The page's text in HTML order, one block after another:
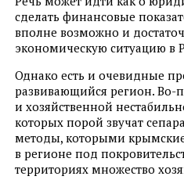
сделать финансовые
вполне возможно и
экономическую ситуацию в
Однако есть и очевидные
развивающийся регион. Во-
и хозяйственной
которых порой звучат
методы, которыми
в регионе под
территориях множество